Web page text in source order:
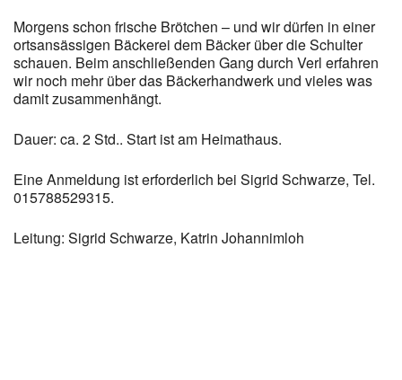
Morgens schon frische Brötchen – und wir dürfen in einer
ortsansässigen Bäckerei dem Bäcker über die Schulter
schauen. Beim anschließenden Gang durch Verl erfahren
wir noch mehr über das Bäckerhandwerk und vieles was
damit zusammenhängt.
Dauer: ca. 2 Std.. Start ist am Heimathaus.
Eine Anmeldung ist erforderlich bei Sigrid Schwarze, Tel.
015788529315.
Leitung: Sigrid Schwarze, Katrin Johannimloh